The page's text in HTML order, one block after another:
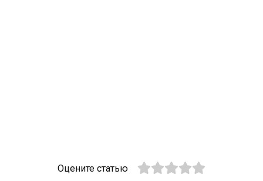
Оцените статью